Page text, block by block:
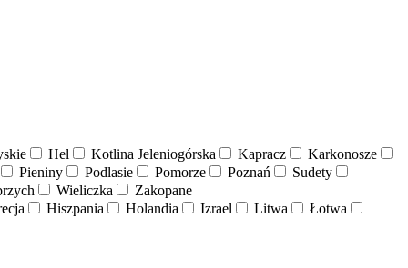
Hel Kotlina Jeleniogórska Kapracz
Karkonosze
Pieniny
Podlasie Pomorze Poznań
Sudety
Wieliczka
Zakopane
Hiszpania Holandia Izrael Litwa Łotwa